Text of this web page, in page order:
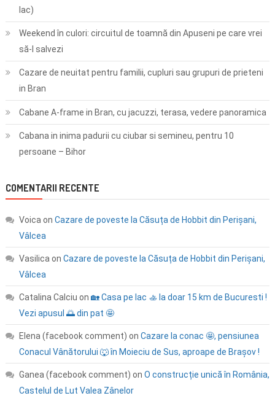
lac)
Weekend în culori: circuitul de toamnă din Apuseni pe care vrei
să-l salvezi
Cazare de neuitat pentru familii, cupluri sau grupuri de prieteni
in Bran
Cabane A-frame in Bran, cu jacuzzi, terasa, vedere panoramica
Cabana in inima padurii cu ciubar si semineu, pentru 10
persoane – Bihor
COMENTARII RECENTE
Voica on Cazare de poveste la Căsuța de Hobbit din Perișani,
Vâlcea
Vasilica on Cazare de poveste la Căsuța de Hobbit din Perișani,
Vâlcea
Catalina Calciu on 🏡 Casa pe lac 🚣 la doar 15 km de Bucuresti !
Vezi apusul 🌅 din pat 🤩
Elena (facebook comment) on Cazare la conac 🤩, pensiunea
Conacul Vânătorului 🐺 în Moieciu de Sus, aproape de Brașov !
Ganea (facebook comment) on O construcție unică în România,
Castelul de Lut Valea Zânelor